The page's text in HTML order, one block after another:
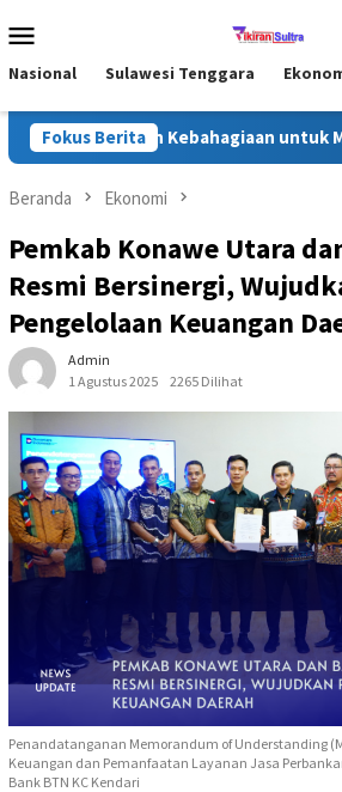
ke
Mobile
Nasional Sulawesi Tenggara
Fokus Berita
Bagikan Kebahagiaan untuk
Beranda Ekonomi
Pemkab Konawe Utara
Resmi Bersinergi,
Pengelolaan Keuangan
Admin
1 Agustus 2025
2265 Dilihat
Penandatanganan Memorandum of Understanding
Keuangan dan Pemanfaatan Layanan Jasa
Bank BTN KC Kendari